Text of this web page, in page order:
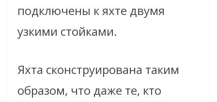
подключены к яхте двумя
узкими стойками.
Яхта сконструирована таким
образом, что даже те, кто